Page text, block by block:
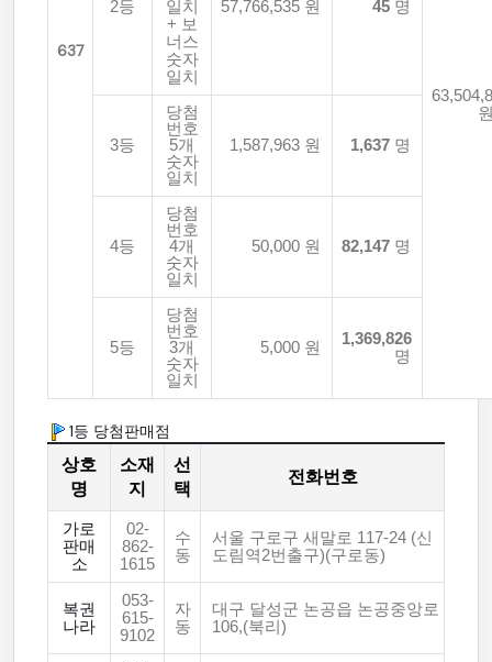
637
2등
일치
+ 보
너스
숫자
일치
57,766,535 원 45 명
3등
당첨
번호
5개
숫자
일치
1,587,963 원 1,637 명
4등
당첨
번호
4개
숫자
일치
50,000 원 82,147 명
5등
당첨
번호
3개
숫자
일치
5,000 원
1,369,826
명
1등 당첨판매점
상호
명
소재
지
선
택
전화번호
가로
판매
소
02-
862-
1615
수
동
서울 구로구 새말로 117-24 (신
도림역2번출구)(구로동)
복권
나라
053-
615-
9102
자
동
대구 달성군 논공읍 논공중앙로
106,(북리)